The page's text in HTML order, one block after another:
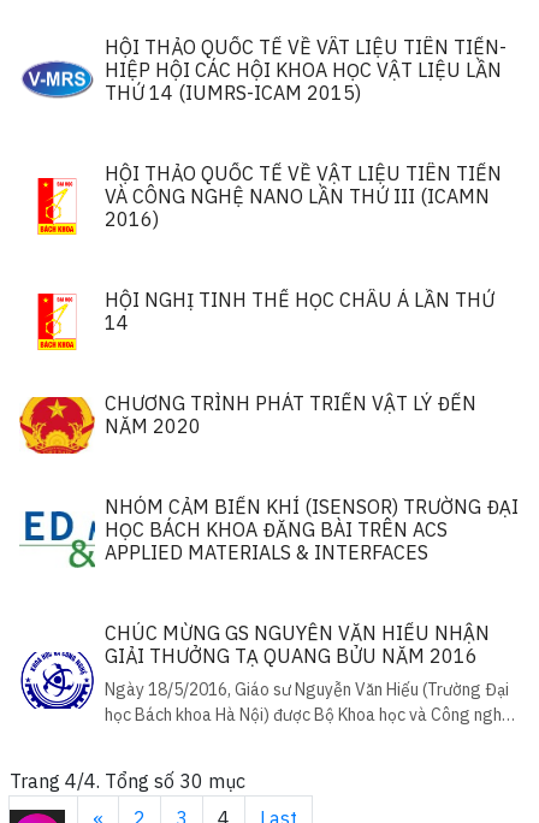
HỘI THẢO QUỐC TẾ VỀ VÂT LIỆU TIÊN TIẾN-
HIỆP HỘI CÁC HỘI KHOA HỌC VẬT LIỆU LẦN
THỨ 14 (IUMRS-ICAM 2015)
HỘI THẢO QUỐC TẾ VỀ VẬT LIỆU TIÊN TIẾN
VÀ CÔNG NGHỆ NANO LẦN THỨ III (ICAMN
2016)
HỘI NGHỊ TINH THỂ HỌC CHÂU Á LẦN THỨ
14
CHƯƠNG TRÌNH PHÁT TRIỂN VẬT LÝ ĐẾN
NĂM 2020
NHÓM CẢM BIẾN KHÍ (ISENSOR) TRƯỜNG ĐẠI
HỌC BÁCH KHOA ĐĂNG BÀI TRÊN ACS
APPLIED MATERIALS & INTERFACES
CHÚC MỪNG GS NGUYỄN VĂN HIẾU NHẬN
GIẢI THƯỞNG TẠ QUANG BỬU NĂM 2016
Ngày 18/5/2016, Giáo sư Nguyễn Văn Hiếu (Trường Đại
học Bách khoa Hà Nội) được Bộ Khoa học và Công nghệ
Trang 4/4. Tổng số 30 mục